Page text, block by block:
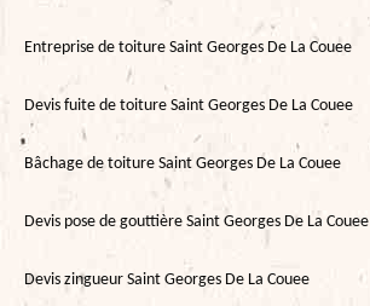
Entreprise de toiture Saint Georges De La Couee
Devis fuite de toiture Saint Georges De La Couee
Bâchage de toiture Saint Georges De La Couee
Devis pose de gouttière Saint Georges De La Couee
Devis zingueur Saint Georges De La Couee